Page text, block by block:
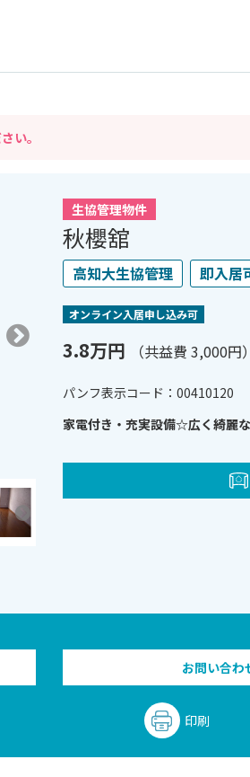
い。
生協管理物件
秋櫻舘
高知大生協管理 即入居
オンライン⼊居申し込み可
3.8万円 （共益費 3,000円
パンフ表⽰コード：00410120
家電付き・充実設備☆広く綺麗
お問い合わ
印刷